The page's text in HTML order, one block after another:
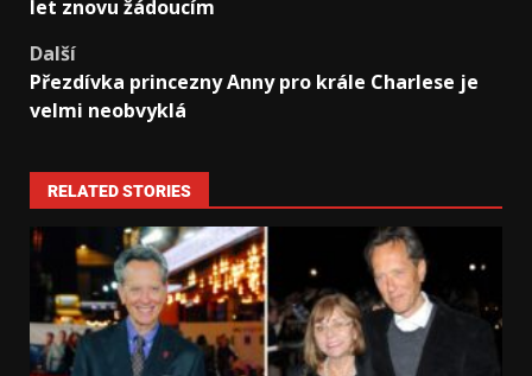
let znovu žádoucím
Další
Přezdívka princezny Anny pro krále Charlese je
velmi neobvyklá
RELATED STORIES